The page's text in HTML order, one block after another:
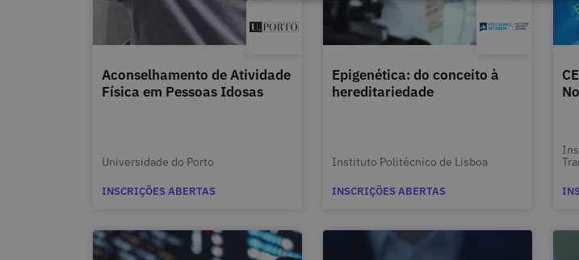
Aconselhamento de Atividade
Física em Pessoas Idosas
Universidade do Porto
INSCRIÇÕES ABERTAS
Epigenética: do conceito à
hereditariedade
Instituto Politécnico de Lisboa
INSCRIÇÕES ABERTAS